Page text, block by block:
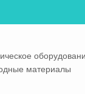
материалы